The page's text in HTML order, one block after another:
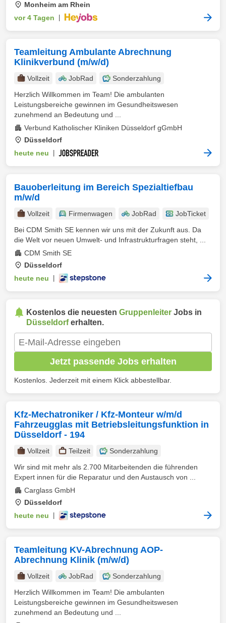
Monheim am Rhein
vor 4 Tagen
Teamleitung Ambulante Abrechnung
Klinikverbund (m/w/d)
Vollzeit JobRad
Sonderzahlung
Herzlich Willkommen im Team! Die ambulanten
Leistungsbereiche gewinnen im Gesundheitswesen
zunehmend an Bedeutung und ...
Verbund Katholischer Kliniken Düsseldorf gGmbH
Düsseldorf
heute neu
Bauoberleitung im Bereich Spezialtiefbau
m/w/d
Vollzeit Firmenwagen JobRad
JobTicket
Bei CDM Smith SE kennen wir uns mit der Zukunft aus. Da
die Welt vor neuen Umwelt- und Infrastrukturfragen steht, ...
CDM Smith SE
Düsseldorf
heute neu
Kostenlos die neuesten Gruppenleiter Jobs in
Düsseldorferhalten.
Jetzt passende Jobs erhalten
Kostenlos. Jederzeit mit einem Klick abbestellbar.
Kfz-Mechatroniker / Kfz-Monteur w/m/d
Fahrzeugglas mit Betriebsleitungsfunktion in
Düsseldorf - 194
Vollzeit Teilzeit
Sonderzahlung
Wir sind mit mehr als 2.700 Mitarbeitenden die führenden
Expert innen für die Reparatur und den Austausch von ...
Carglass GmbH
Düsseldorf
heute neu
Teamleitung KV-Abrechnung AOP-
Abrechnung Klinik (m/w/d)
Vollzeit JobRad
Sonderzahlung
Herzlich Willkommen im Team! Die ambulanten
Leistungsbereiche gewinnen im Gesundheitswesen
zunehmend an Bedeutung und ...